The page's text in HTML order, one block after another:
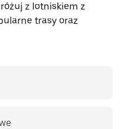
z lotniskiem z
trasy oraz